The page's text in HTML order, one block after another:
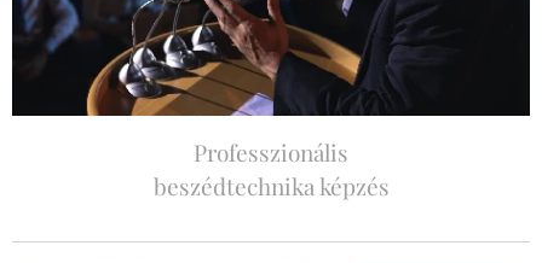
Professzionális
beszédtechnika képzés